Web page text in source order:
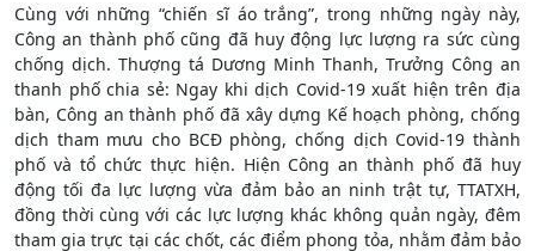
Cùng với những “chiến sĩ áo trắng”, trong những ngày này,
Công an thành phố cũng đã huy động lực lượng ra sức cùng
chống dịch. Thượng tá Dương Minh Thanh, Trưởng Công an
thanh phố chia sẻ: Ngay khi dịch Covid-19 xuất hiện trên địa
bàn, Công an thành phố đã xây dựng Kế hoạch phòng, chống
dịch tham mưu cho BCĐ phòng, chống dịch Covid-19 thành
phố và tổ chức thực hiện. Hiện Công an thành phố đã huy
động tối đa lực lượng vừa đảm bảo an ninh trật tự, TTATXH,
đồng thời cùng với các lực lượng khác không quản ngày, đêm
tham gia trực tại các chốt, các điểm phong tỏa, nhằm đảm bảo